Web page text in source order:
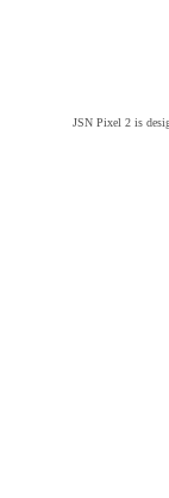
JSN Pixel 2 is